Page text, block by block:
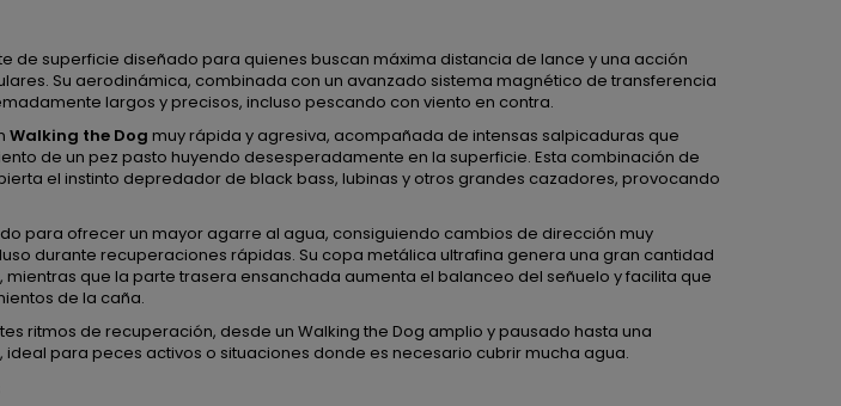
de superficie diseñado para quienes buscan máxima distancia de lance y una acción
Su aerodinámica, combinada con un avanzado sistema magnético de transferencia
largos y precisos, incluso pescando con viento en contra.
Walking the Dog muy rápida y agresiva, acompañada de intensas salpicaduras que
de un pez pasto huyendo desesperadamente en la superficie. Esta combinación de
el instinto depredador de black bass, lubinas y otros grandes cazadores, provocando
para ofrecer un mayor agarre al agua, consiguiendo cambios de dirección muy
durante recuperaciones rápidas. Su copa metálica ultrafina genera una gran cantidad
que la parte trasera ensanchada aumenta el balanceo del señuelo y facilita que
de la caña.
ritmos de recuperación, desde un Walking the Dog amplio y pausado hasta una
para peces activos o situaciones donde es necesario cubrir mucha agua.